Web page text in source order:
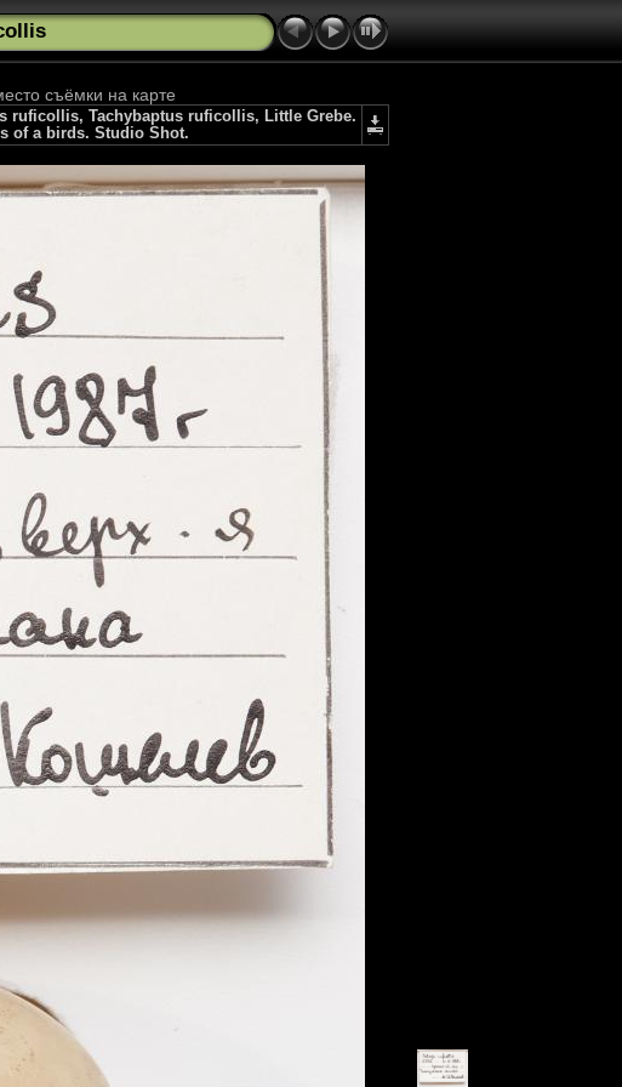
съёмки на карте
ruficollis, Tachybaptus ruficollis, Little Grebe.
of a birds. Studio Shot.